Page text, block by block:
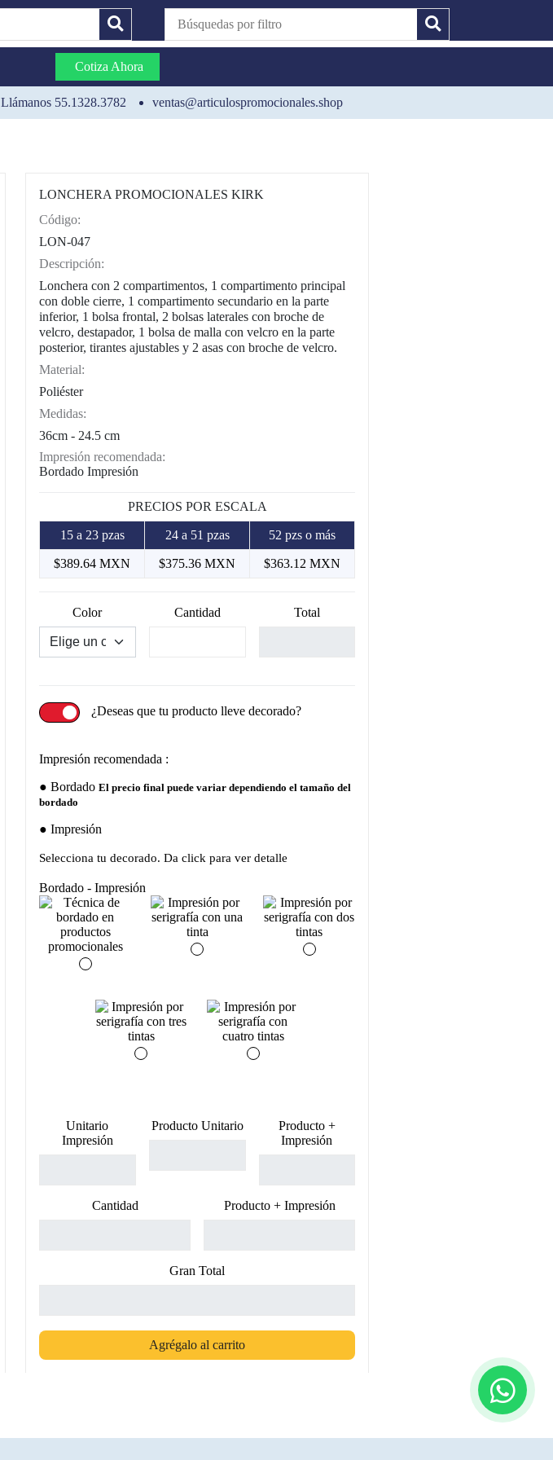
Cotiza Ahora
Llámanos 55.1328.3782
ventas@articulospromocionales.shop
LONCHERA PROMOCIONALES KIRK
Código:
LON-047
Descripción:
Lonchera con 2 compartimentos, 1 compartimento principal
con doble cierre, 1 compartimento secundario en la parte
inferior, 1 bolsa frontal, 2 bolsas laterales con broche de
velcro, destapador, 1 bolsa de malla con velcro en la parte
posterior, tirantes ajustables y 2 asas con broche de velcro.
Material:
Poliéster
Medidas:
36cm - 24.5 cm
Impresión recomendada:
Bordado Impresión
PRECIOS POR ESCALA
15 a 23 pzas 24 a 51 pzas 52 pzs o más
$389.64 MXN $375.36 MXN $363.12 MXN
Color Cantidad Total
¿Deseas que tu producto lleve decorado?
Impresión recomendada :
Bordado El precio final puede variar dependiendo el tamaño del
bordado
Impresión
Selecciona tu decorado. Da click para ver detalle
Bordado - Impresión
Unitario
Impresión
Producto Unitario
Producto +
Impresión
Cantidad Producto + Impresión
Gran Total
Agrégalo al carrito